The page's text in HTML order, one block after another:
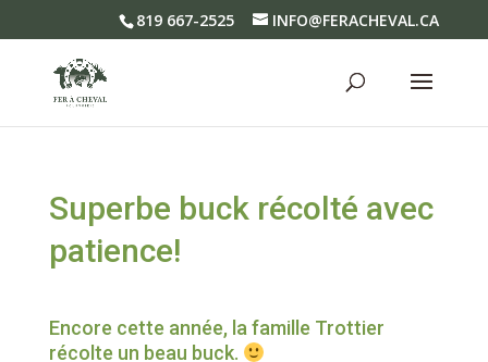
819 667-2525 INFO@FERACHEVAL.CA
Superbe buck récolté avec
patience!
Encore cette année, la famille Trottier
récolte un beau buck.